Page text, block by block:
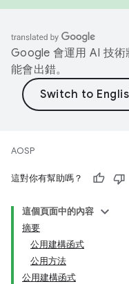
Google 會運用 AI 技
能會出錯。
AOSP
這對你有幫助嗎？
這個頁面中的內容
摘要
公用建構函式
公用方法
公用建構函式